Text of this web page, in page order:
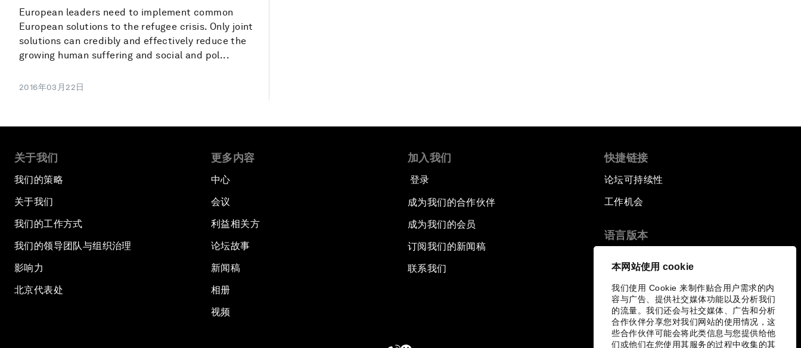
本网站使用 cookie
我们使用 Cookie 来制作贴合用户需求的内
容与广告、提供社交媒体功能以及分析我们
的流量。我们还会与社交媒体、广告和分析
合作伙伴分享您对我们网站的使用情况，这
些合作伙伴可能会将此类信息与您提供给他
们或他们在您使用其服务的过程中收集的其
European leaders need to implement common
European solutions to the refugee crisis. Only joint
solutions can credibly and effectively reduce the
growing human suffering and social and pol...
2016年03月22日
关于我们
我们的策略
关于我们
我们的工作方式
我们的领导团队与组织治理
影响力
北京代表处
更多内容
中心
会议
利益相关方
论坛故事
新闻稿
相册
视频
加入我们
登录
成为我们的合作伙伴
成为我们的会员
订阅我们的新闻稿
联系我们
快捷链接
论坛可持续性
工作机会
语言版本